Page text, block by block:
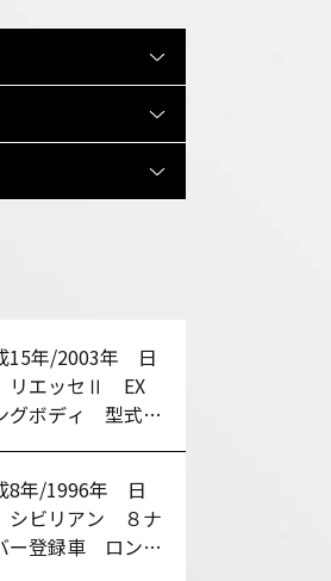
15年/2003年 日
エッセⅡ EX
グボディ 型式：
！
8年/1996年 日
ビリアン ８ナ
ー登録車 ロング